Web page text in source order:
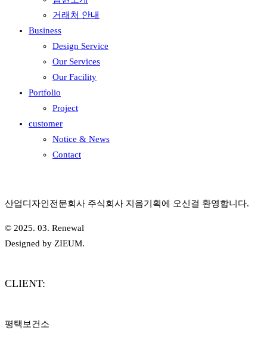
거래처 안내
Business
Design Service
Our Services
Our Facility
Portfolio
Project
customer
Notice & News
Contact
산업디자인전문회사 주식회사 지음기획에 오신걸 환영합니다.
© 2025. 03. Renewal
Designed by ZIEUM.
CLIENT:
평택보건소